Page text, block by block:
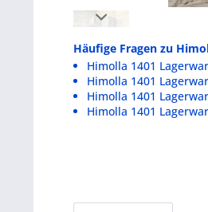
Häufige Fragen zu
Himolla 1401
Himolla 1401
Himolla 1401
Himolla 1401